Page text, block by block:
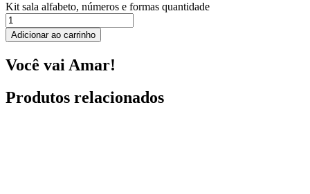
Kit sala alfabeto, números e formas quantidade
Adicionar ao carrinho
Você vai Amar!
Produtos relacionados